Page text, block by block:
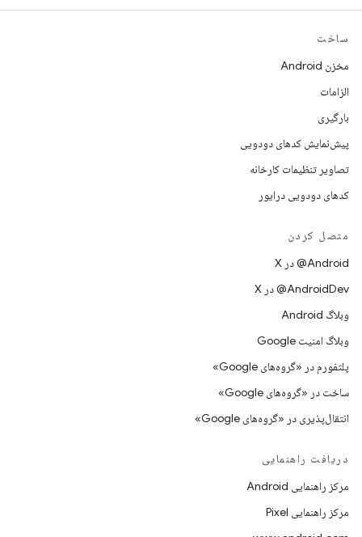
ساخت
مخزن Android
الزامات
بارگیری
پیش‌نمایش کدهای دودویی
تصاویر تنظیمات کارخانه
کدهای دودویی درایور
متصل کردن
‫‎@Android در X
‫‎@AndroidDev در X
وبلاگ Android
وبلاگ امنیت Google
پلتفورم در «گروه‌های Google»
ساخت در «گروه‌های Google»
انتقال‌پذیری در «گروه‌های Google»
دریافت راهنمایی
مرکز راهنمایی Android
مرکز راهنمایی Pixel